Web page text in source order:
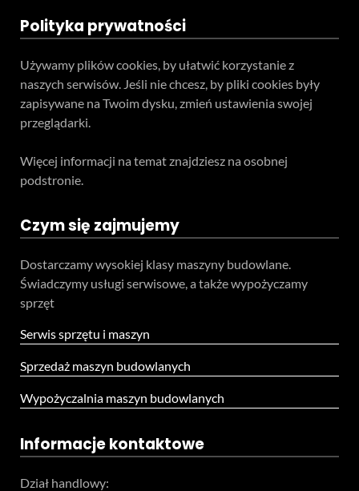
Polityka prywatności
Używamy plików cookies, by ułatwić korzystanie z
naszych serwisów. Jeśli nie chcesz, by pliki cookies były
zapisywane na Twoim dysku, zmień ustawienia swojej
przeglądarki.
Więcej informacji na temat znajdziesz na osobnej
podstronie.
Czym się zajmujemy
Dostarczamy wysokiej klasy maszyny budowlane.
Świadczymy usługi serwisowe, a także wypożyczamy
sprzęt
Serwis sprzętu i maszyn
Sprzedaż maszyn budowlanych
Wypożyczalnia maszyn budowlanych
Informacje kontaktowe
Dział handlowy: